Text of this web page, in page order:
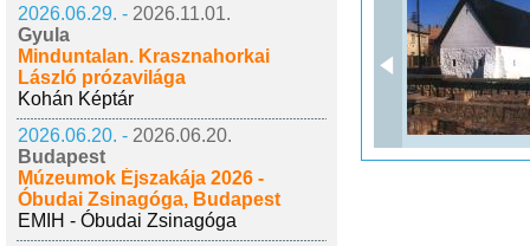
2026.06.29. - 2026.11.01.
Gyula
Minduntalan. Krasznahorkai
László prózavilága
Kohán Képtár
2026.06.20. - 2026.06.20.
Budapest
Múzeumok Éjszakája 2026 -
Óbudai Zsinagóga, Budapest
EMIH - Óbudai Zsinagóga